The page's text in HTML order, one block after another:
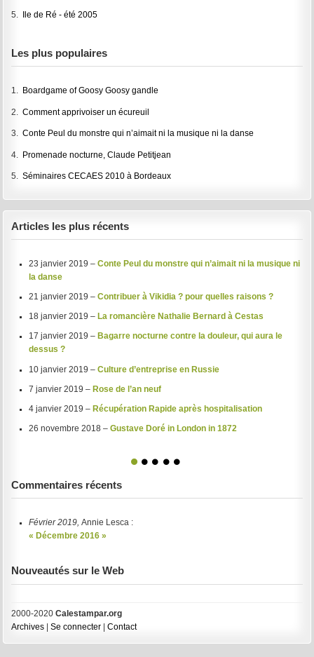
5. Ile de Ré - été 2005
Les plus populaires
1. Boardgame of Goosy Goosy gandle
2.Comment apprivoiser un écureuil
3.Conte Peul du monstre qui n’aimait ni la musique ni la danse
4. Promenade nocturne, Claude Petitjean
5.Séminaires CECAES 2010 à Bordeaux
Articles les plus récents
23 janvier 2019 – Conte Peul du monstre qui n’aimait ni la musique ni
la danse
21 janvier 2019 – Contribuer à Vikidia ? pour quelles raisons ?
18 janvier 2019 – La romancière Nathalie Bernard à Cestas
17 janvier 2019 – Bagarre nocturne contre la douleur, qui aura le
dessus ?
10 janvier 2019 – Culture d’entreprise en Russie
7 janvier 2019 – Rose de l’an neuf
4 janvier 2019 – Récupération Rapide après hospitalisation
26 novembre 2018 – Gustave Doré in London in 1872
1 2 3 4 5
Commentaires récents
Février 2019, Annie Lesca :
« Décembre 2016 »
Nouveautés sur le Web
2000-2020Calestampar.org
Archives |Se connecter |Contact